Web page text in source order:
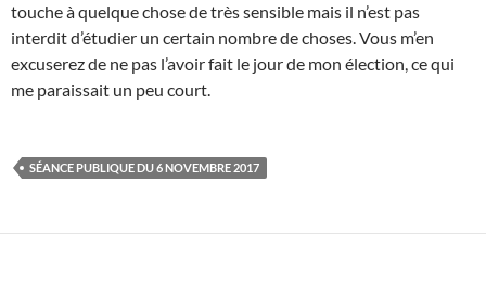
touche à quelque chose de très sensible mais il n’est pas
interdit d’étudier un certain nombre de choses. Vous m’en
excuserez de ne pas l’avoir fait le jour de mon élection, ce qui
me paraissait un peu court.
SÉANCE PUBLIQUE DU 6 NOVEMBRE 2017